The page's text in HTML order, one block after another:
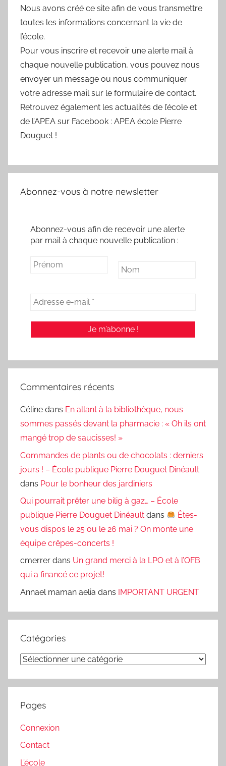
Nous avons créé ce site afin de vous transmettre
toutes les informations concernant la vie de
l’école.
Pour vous inscrire et recevoir une alerte mail à
chaque nouvelle publication, vous pouvez nous
envoyer un message ou nous communiquer
votre adresse mail sur le formulaire de contact.
Retrouvez également les actualités de l’école et
de l’APEA sur Facebook : APEA école Pierre
Douguet !
Abonnez-vous à notre newsletter
Abonnez-vous afin de recevoir une alerte
par mail à chaque nouvelle publication :
Commentaires récents
Céline dans En allant à la bibliothèque, nous
sommes passés devant la pharmacie : « Oh ils ont
mangé trop de saucisses! »
Commandes de plants ou de chocolats : derniers
jours ! – École publique Pierre Douguet Dinéault
dans Pour le bonheur des jardiniers
Qui pourrait prêter une bilig à gaz… – École
publique Pierre Douguet Dinéault dans
Êtes-
vous dispos le 25 ou le 26 mai ? On monte une
équipe crêpes-concerts !
cmerrer dans Un grand merci à la LPO et à l’OFB
qui a financé ce projet!
Annael maman aelia dans IMPORTANT URGENT
Catégories
Catégories
Pages
Connexion
Contact
L’école